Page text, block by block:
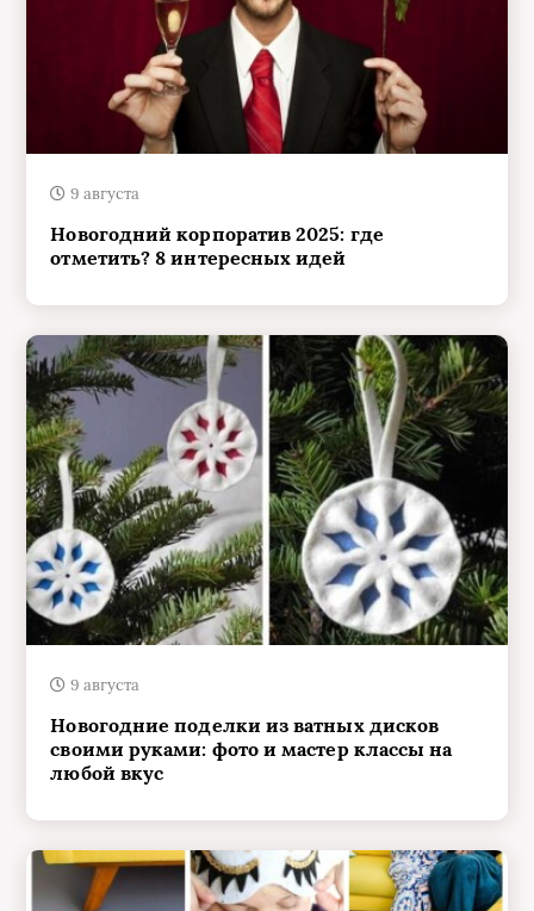
9 августа
Новогодний корпоратив 2025: где
отметить? 8 интересных идей
9 августа
Новогодние поделки из ватных дисков
своими руками: фото и мастер классы на
любой вкус